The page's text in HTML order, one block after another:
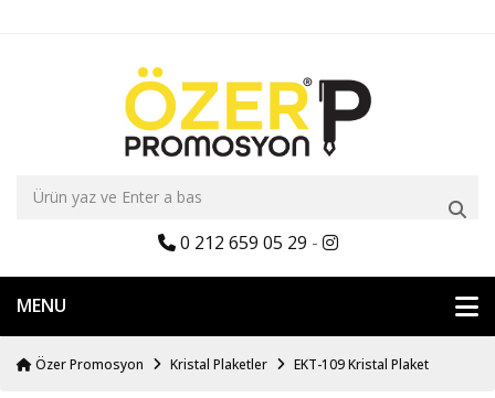
0 212 659 05 29 -
MENU
Özer Promosyon Kristal Plaketler EKT-109 Kristal Plaket